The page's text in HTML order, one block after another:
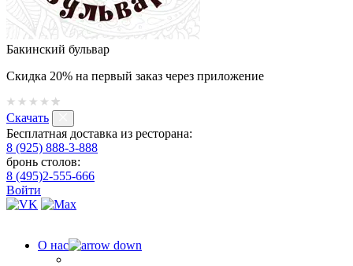
Бакинский бульвар
Скидка 20% на первый заказ через приложение
Скачать
Бесплатная доставка из ресторана:
8 (925) 888-3-888
бронь столов:
8 (495)2-555-666
Войти
О нас